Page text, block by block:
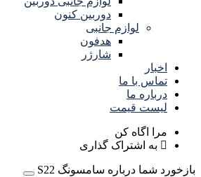
دوربین کنون
لوازم جانبی
هدفون
شارژر
اخبار
تماس با ما
درباره ما
لیست قیمت
مرا اگاه کن
به اشتراک گذاری
بازخورد شما درباره سامسونگ S22